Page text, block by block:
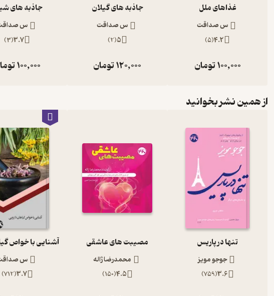
غذاهای ملل
س صداقت
4.2
(
5
)
100,000تومان
جاذبه های گیلان
س صداقت
5
(
2
)
120,000تومان
جاذبه های
س
3.7
(
3
)
100,000
از همین نشر بخوانید
تنها در پاریس
جوجو مویز
3.6
(
759
)
مصیبت های عاشقی
محمدرضا ژاله
4.5
(
150
)
س
3.7
(
712
)